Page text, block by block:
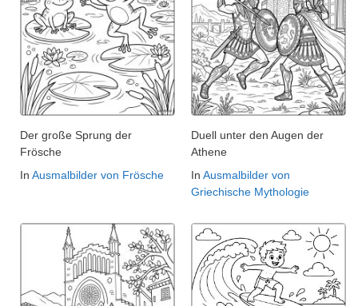
Der große Sprung der
Frösche
In Ausmalbilder von Frösche
Duell unter den Augen der
Athene
In Ausmalbilder von
Griechische Mythologie